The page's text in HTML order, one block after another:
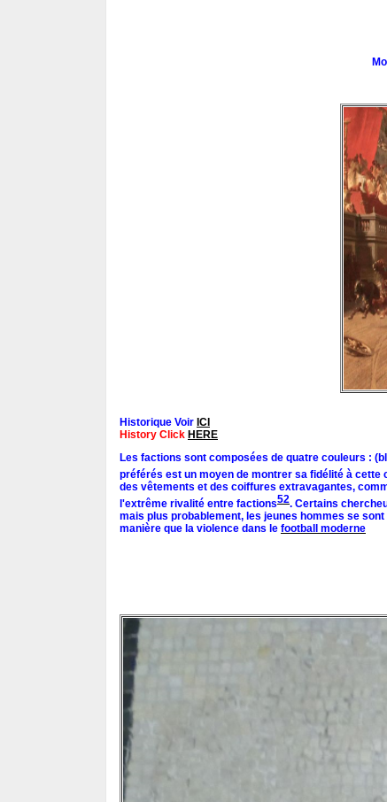
Historique Voir ICI
History Click HERE
Les factions sont composées de quatre couleurs :
préférés est un moyen de montrer sa fidélité à cette
des vêtements et des coiffures extravagantes,
l'extrême rivalité entre factions52. Certains
mais plus probablement, les jeunes hommes se
manière que la violence dans le football moderne